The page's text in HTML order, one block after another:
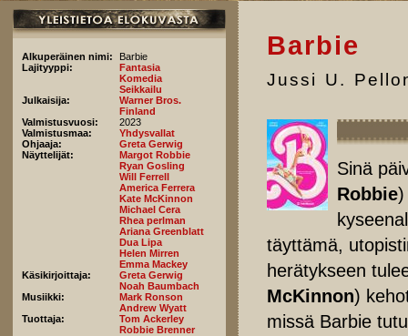
Alkuperäinen nimi:
Barbie
Lajityyppi:
Fantasia
Komedia
Seikkailu
Julkaisija:
Warner Bros.
Finland
Valmistusvuosi:
2023
Valmistusmaa:
Yhdysvallat
Ohjaaja:
Greta Gerwig
Näyttelijät:
Margot Robbie
Ryan Gosling
Will Ferrell
America Ferrera
Kate McKinnon
Michael Cera
Rhea perlman
Ariana Greenblatt
Dua Lipa
Helen Mirren
Emma Mackey
Käsikirjoittaja:
Greta Gerwig
Noah Baumbach
Musiikki:
Mark Ronson
Andrew Wyatt
Tuottaja:
Tom Ackerley
Robbie Brenner
Barbie
Jussi U.
Sinä
Robbie)
täyttämä,
herätykseen
McKinnon)
missä Barbie